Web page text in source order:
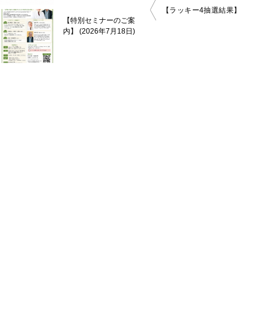
投
【ラッキー4抽選結果】
【特別セミナーのご案
内】
2026年7月18日